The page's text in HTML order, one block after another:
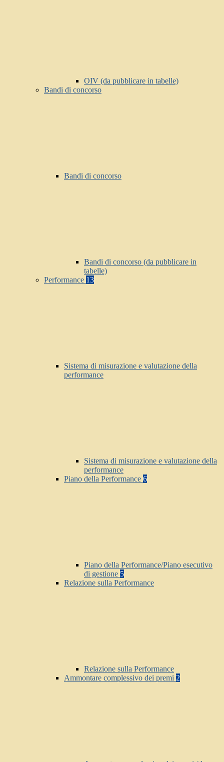
OIV (da pubblicare in tabelle)
Bandi di concorso
Bandi di concorso
Bandi di concorso (da pubblicare in
tabelle)
Performance 13
Sistema di misurazione e valutazione della
performance
Sistema di misurazione e valutazione della
performance
Piano della Performance 6
Piano della Performance/Piano esecutivo
di gestione 5
Relazione sulla Performance
Relazione sulla Performance
Ammontare complessivo dei premi 2